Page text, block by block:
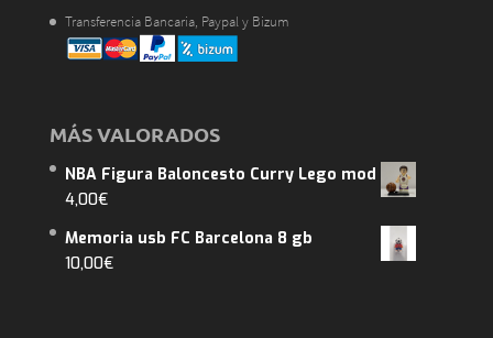
Transferencia Bancaria, Paypal y Bizum
MÁS VALORADOS
NBA Figura Baloncesto Curry Lego mod
4,00€
Memoria usb FC Barcelona 8 gb
10,00€